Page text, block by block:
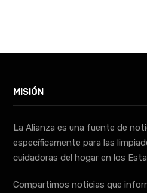
MISIÓN
La Alianza es una fuente de
específicamente para las
cuidadoras del hogar en los
Compartimos noticias que